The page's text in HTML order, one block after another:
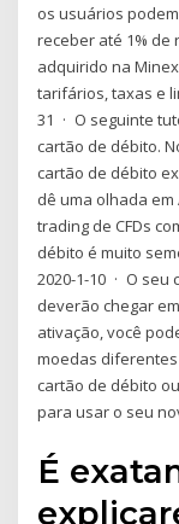
os usuários
receber até 1% de
adquirido na
tarifários, taxas e
31 · O seguinte
cartão de débito.
cartão de débito
dê uma olhada
trading de CFDs
débito é muito
2020-1-10 · O
deverão chegar
ativação, você
moedas
cartão de débito
para usar o seu
É